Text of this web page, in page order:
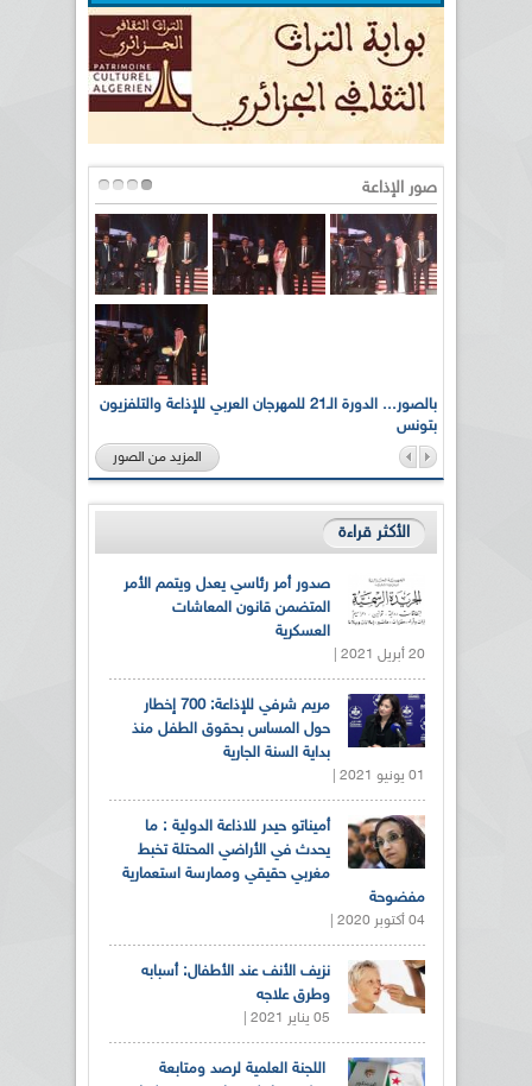
صور الإذاعة
بالصور... الدورة الـ21 للمهرجان العربي للإذاعة والتلفزيون
بتونس
المزيد من الصور
الأكثر قراءة
صدور أمر رئاسي يعدل ويتمم الأمر
المتضمن قانون المعاشات
العسكرية
20 أبريل 2021 |
مريم شرفي للإذاعة: 700 إخطار
حول المساس بحقوق الطفل منذ
بداية السنة الجارية
01 يونيو 2021 |
أميناتو حيدر للاذاعة الدولية : ما
يحدث في الأراضي المحتلة تخبط
مغربي حقيقي وممارسة استعمارية
مفضوحة
04 أكتوبر 2020 |
نزيف الأنف عند الأطفال: أسبابه
وطرق علاجه
05 يناير 2021 |
اللجنة العلمية لرصد ومتابعة